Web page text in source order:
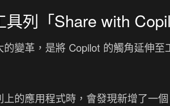
列「Share with
變革，是將 Copilot 的觸角延伸
的應用程式時，會發現新增了一